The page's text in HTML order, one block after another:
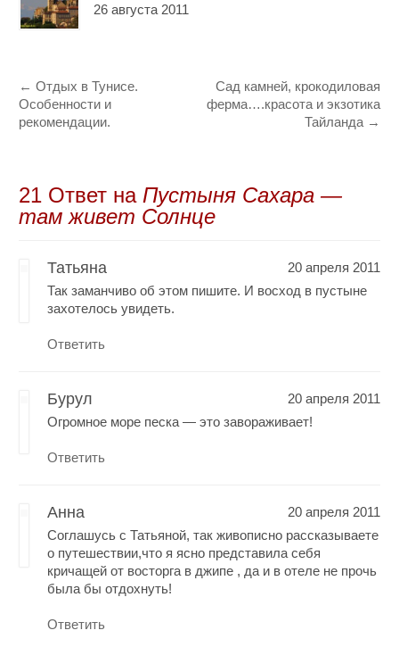
26 августа 2011
← Отдых в Тунисе.
Особенности и
рекомендации.
Сад камней, крокодиловая
ферма….красота и экзотика
Тайланда →
21 Oтвет на Пустыня Сахара —
там живет Солнце
Татьяна
20 апреля 2011
Так заманчиво об этом пишите. И восход в пустыне
захотелось увидеть.
Ответить
Бурул
20 апреля 2011
Огромное море песка — это завораживает!
Ответить
Анна
20 апреля 2011
Соглашусь с Татьяной, так живописно рассказываете
о путешествии,что я ясно представила себя
кричащей от восторга в джипе , да и в отеле не прочь
была бы отдохнуть!
Ответить